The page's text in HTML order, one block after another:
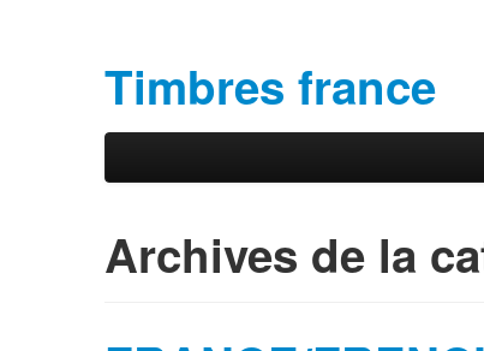
Timbres france
Menu principal
Archives de la